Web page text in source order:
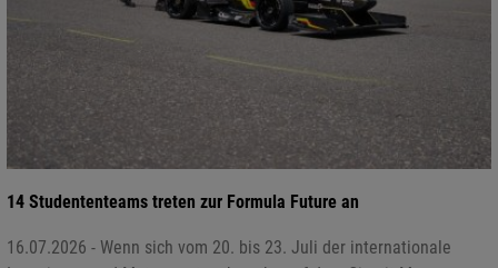
14 Studententeams treten zur Formula Future an
16.07.2026 - Wenn sich vom 20. bis 23. Juli der internationale